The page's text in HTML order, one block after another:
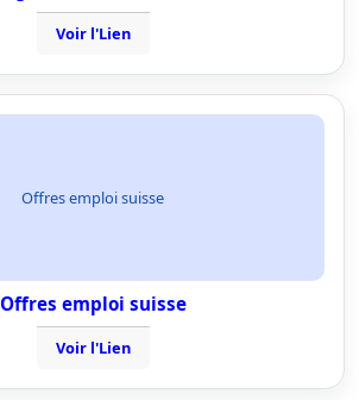
Voir l'Lien
Offres emploi suisse
Offres emploi suisse
Voir l'Lien